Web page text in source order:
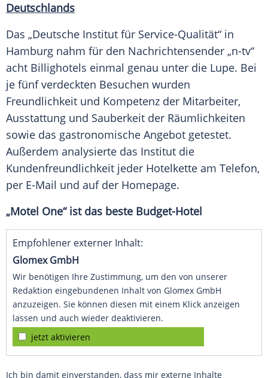
Deutschlands
Das „Deutsche Institut für Service-Qualität“ in
Hamburg nahm für den Nachrichtensender „n-tv“
acht Billighotels einmal genau unter die Lupe. Bei
je fünf verdeckten Besuchen wurden
Freundlichkeit und Kompetenz der Mitarbeiter,
Ausstattung und Sauberkeit der Räumlichkeiten
sowie das gastronomische Angebot getestet.
Außerdem analysierte das Institut die
Kundenfreundlichkeit jeder Hotelkette am Telefon,
per E-Mail und auf der Homepage.
„Motel One“ ist das beste Budget-Hotel
Empfohlener externer Inhalt:
Glomex GmbH
Wir benötigen Ihre Zustimmung, um den von unserer
Redaktion eingebundenen Inhalt von Glomex GmbH
anzuzeigen. Sie können diesen mit einem Klick anzeigen
lassen und auch wieder deaktivieren.
jetzt aktivieren
Ich bin damit einverstanden, dass mir externe Inhalte